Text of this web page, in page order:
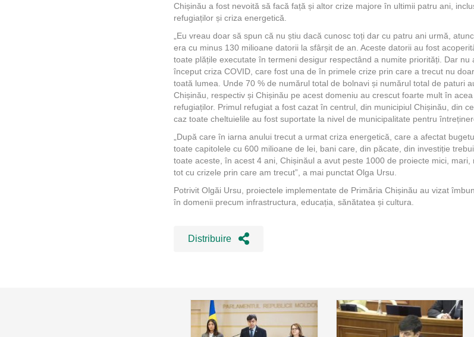
Chișinău a fost nevoită să facă față și altor crize majore în ultimii patru ani,
refugiaților și criza energetică.
„Eu vreau doar să spun că nu știu dacă cunosc toți dar cu patru ani urmă,
era cu minus 130 milioane datorii la sfârșit de an. Aceste datorii au fost
toate plățile executate în termeni desigur respectând a numite priorități. Dar
început criza COVID, care fost una de în primele crize prin care a trecut nu
toată lumea. Unde 70 % de numărul total de bolnavi și numărul total de paturi
Chișinău, respectiv și Chișinău pe acest domeniu au crescut foarte mult în
refugiaților. Primul refugiat a fost cazat în centrul, din municipiul Chișinău, din
caz toate cheltuielile au fost suportate la nivel de municipalitate pentru
„După care în iarna anului trecut a urmat criza energetică, care a afectat
toate capitolele cu 600 milioane de lei, bani care, din păcate, din investiție
toate aceste, în acest 4 ani, Chișinăul a avut peste 1000 de proiecte mici,
tot cu crizele prin care am trecut”, a mai punctat Olga Ursu.
Potrivit Olgăi Ursu, proiectele implementate de Primăria Chișinău au vizat
în domenii precum infrastructura, educația, sănătatea și cultura.
Distribuire